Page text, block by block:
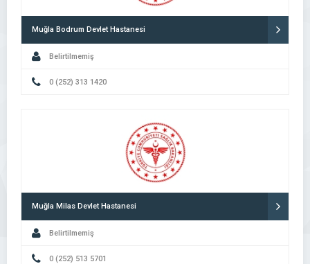
Muğla Bodrum Devlet Hastanesi
Belirtilmemiş
0 (252) 313 1420
Muğla Milas Devlet Hastanesi
Belirtilmemiş
0 (252) 513 5701